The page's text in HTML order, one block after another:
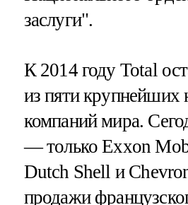
заслуги".
К 2014 году Total
из пяти крупнейших
компаний мира.
— только Exxon
Dutch Shell и
продажи